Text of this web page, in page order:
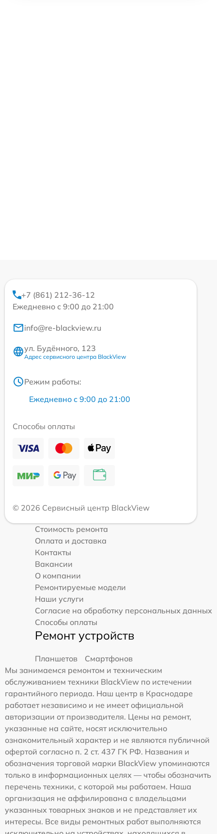
+7 (861) 212-36-12
Ежедневно с 9:00 до 21:00
info@re-blackview.ru
ул. Будённого, 123
Адрес сервисного центра BlackView
Режим работы:
Ежедневно с 9:00 до 21:00
Способы оплаты
© 2026 Сервисный центр BlackView
Стоимость ремонта
Оплата и доставка
Контакты
Вакансии
О компании
Ремонтируемые модели
Наши услуги
Согласие на обработку персональных данных
Способы оплаты
Ремонт устройств
Планшетов
Смартфонов
Мы занимаемся ремонтом и техническим
обслуживанием техники BlackView по истечении
гарантийного периода. Наш центр в Краснодаре
работает независимо и не имеет официальной
авторизации от производителя. Цены на ремонт,
указанные на сайте, носят исключительно
ознакомительный характер и не являются публичной
офертой согласно п. 2 ст. 437 ГК РФ. Названия и
обозначения торговой марки BlackView упоминаются
только в информационных целях — чтобы обозначить
перечень техники, с которой мы работаем. Наша
организация не аффилирована с владельцами
указанных товарных знаков и не представляет их
интересы. Все виды ремонтных работ выполняются